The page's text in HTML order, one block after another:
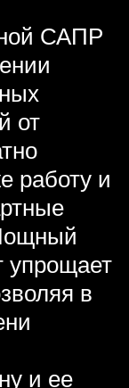
САПР
от
работу и
упрощает
в
и ее